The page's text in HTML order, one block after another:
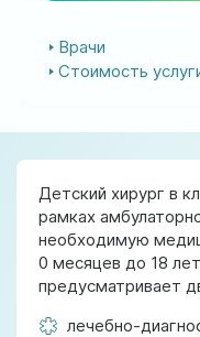
Врачи
Стоимость
Детский хирург в
рамках
необходимую
0 месяцев до 18
предусматривает
лечебно-